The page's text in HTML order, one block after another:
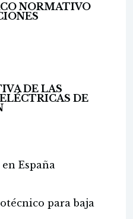
NORMATIVO
DE LAS
DE
España
para baja